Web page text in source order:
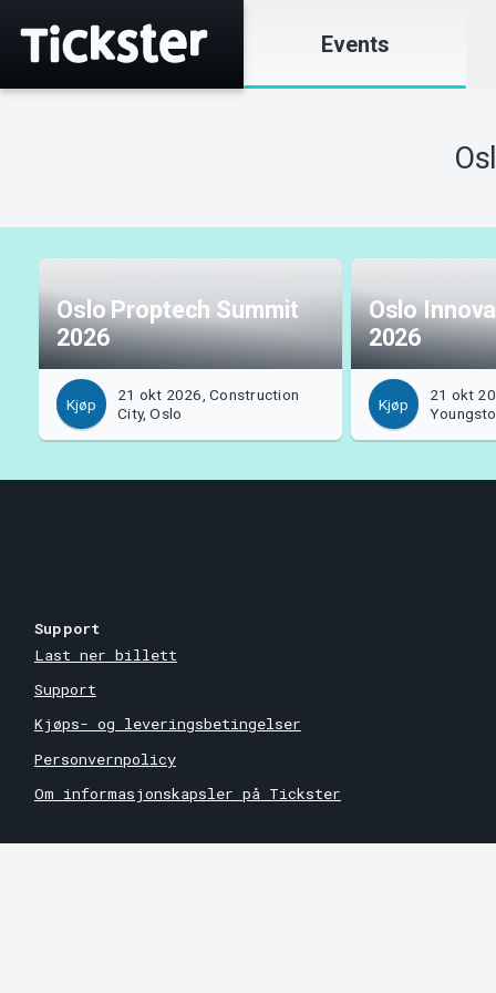
Events
Oslo Proptech Summit
2026
Kjøp
21 okt 2026, Construction
City, Oslo
Oslo
2026
Kjøp
21 okt
Support
Last ner billett
Support
Kjøps- og leveringsbetingelser
Personvernpolicy
Om informasjonskapsler på Tickster